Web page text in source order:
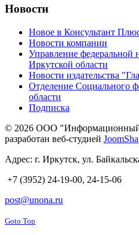
Новости
Новое в Консультант
Новости компании
Управление федеральной
Иркутской области
Новости издательства
Отделение Социального
области
Подписка
© 2026 ООО
разработан веб-студией
Адрес: г. Иркутск, ул.
+7 (3952) 24-19-00, 24-15-06
post@unona.ru
Goto Top